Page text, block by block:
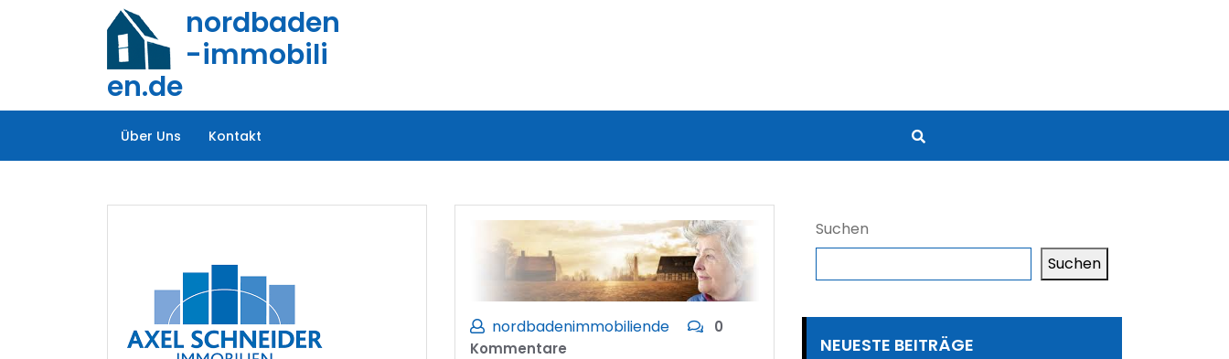
nordbaden
-immobili
en.de
Über Uns Kontakt
nordbadenimmobiliende
0
Kommentare
Suchen
Suchen
NEUESTE BEITRÄGE